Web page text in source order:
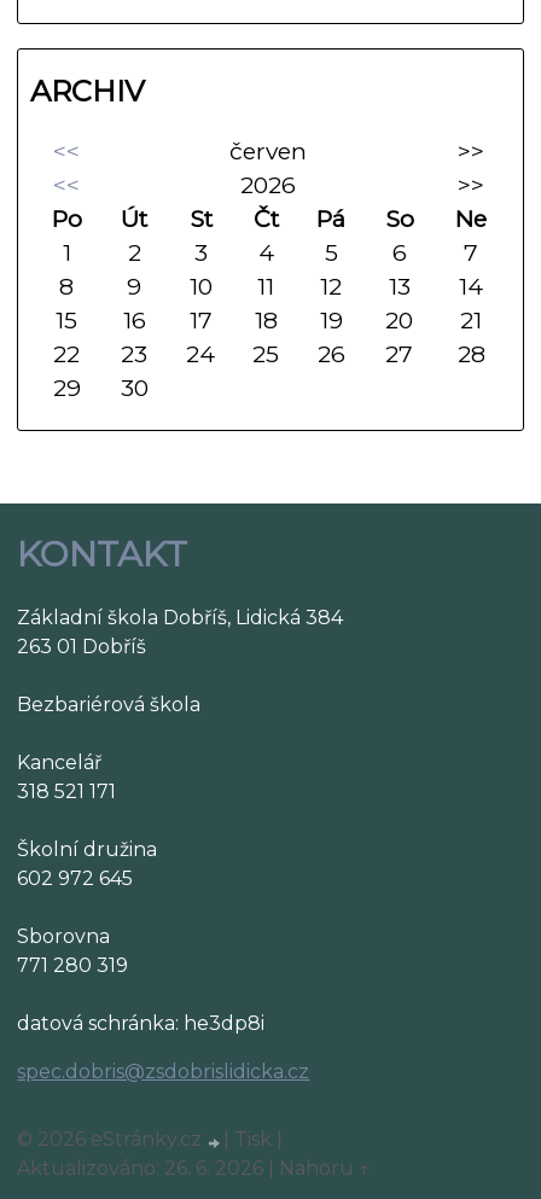
ARCHIV
<< červen
>>
<<
2026
>>
Po
Út St Čt Pá So
Ne
1
2 3 4 5 6
7
8
9 10 11 12 13
14
15
16 17 18 19 20
21
22
23 24 25 26 27
28
29
30
KONTAKT
Základní škola Dobříš, Lidická 384
263 01 Dobříš
Bezbariérová škola
Kancelář
318 521 171
Školní družina
602 972 645
Sborovna
771 280 319
datová schránka: he3dp8i
spec.dobris@zsdobrislidicka.cz
© 2026 eStránky.cz Tisk
Aktualizováno: 26. 6. 2026
Nahoru ↑